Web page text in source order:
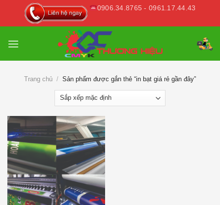
0906.34.8765 - 0961.17.44.43
Trang chủ / Sản phẩm được gắn thẻ “in bạt giá rẻ gần đây”